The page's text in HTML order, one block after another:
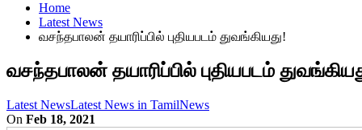
Home
Latest News
வசந்தபாலன் தயாரிப்பில் புதியபடம் துவங்கியது!
வசந்தபாலன் தயாரிப்பில் புதியபடம்
Latest NewsLatest News in TamilNews
On Feb 18, 2021